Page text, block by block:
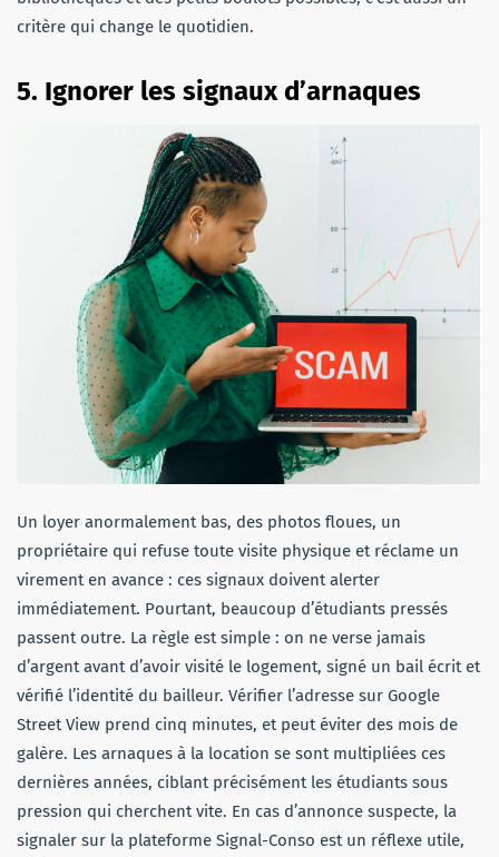
critère qui change le quotidien.
5. Ignorer les signaux d’arnaques
Un loyer anormalement bas, des photos floues, un
propriétaire qui refuse toute visite physique et réclame un
virement en avance : ces signaux doivent alerter
immédiatement. Pourtant, beaucoup d’étudiants pressés
passent outre. La règle est simple : on ne verse jamais
d’argent avant d’avoir visité le logement, signé un bail écrit et
vérifié l’identité du bailleur. Vérifier l’adresse sur Google
Street View prend cinq minutes, et peut éviter des mois de
galère. Les arnaques à la location se sont multipliées ces
dernières années, ciblant précisément les étudiants sous
pression qui cherchent vite. En cas d’annonce suspecte, la
signaler sur la plateforme Signal-Conso est un réflexe utile,